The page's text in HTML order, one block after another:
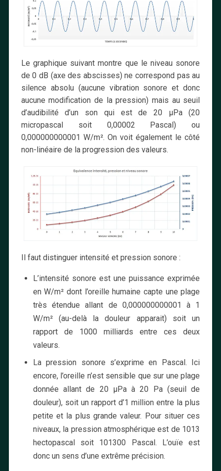
Le graphique suivant montre que le niveau sonore
de 0 dB (axe des abscisses) ne correspond pas au
silence absolu (aucune vibration sonore et donc
aucune modification de la pression) mais au seuil
d’audibilité d’un son qui est de 20 µPa (20
micropascal soit 0,00002 Pascal) ou
0,000000000001 W/m². On voit également le côté
non-linéaire de la progression des valeurs.
Il faut distinguer intensité et pression sonore :
L’intensité sonore est une puissance exprimée
en W/m² dont l’oreille humaine capte une plage
très étendue allant de 0,000000000001 à 1
W/m² (au-delà la douleur apparait) soit un
rapport de 1000 milliards entre ces deux
valeurs.
La pression sonore s’exprime en Pascal. Ici
encore, l’oreille n’est sensible que sur une plage
donnée allant de 20 µPa à 20 Pa (seuil de
douleur), soit un rapport d’1 million entre la plus
petite et la plus grande valeur. Pour situer ces
niveaux, la pression atmosphérique est de 1013
hectopascal soit 101300 Pascal. L’ouïe est
donc un sens d’une extrême précision.